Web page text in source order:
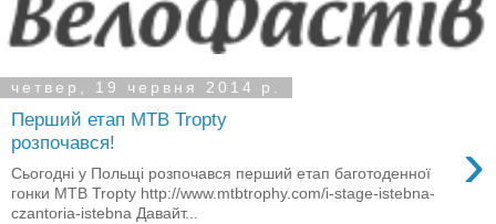
четвер, 19 червня 2014 р.
Перший етап MTB Tropty
розпочався!
›
Сьогодні у Польщі розпочався перший етап баготоденної
гонки MTB Tropty http://www.mtbtrophy.com/i-stage-istebna-
czantoria-istebna Давайт...